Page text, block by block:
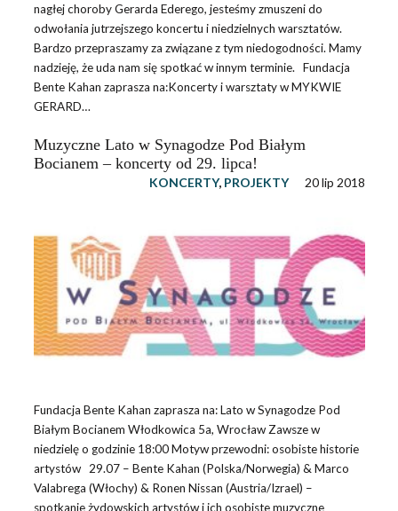
nagłej choroby Gerarda Ederego, jesteśmy zmuszeni do
odwołania jutrzejszego koncertu i niedzielnych warsztatów.
Bardzo przepraszamy za związane z tym niedogodności. Mamy
nadzieję, że uda nam się spotkać w innym terminie. Fundacja
Bente Kahan zaprasza na:Koncerty i warsztaty w MYKWIE
GERARD…
Muzyczne Lato w Synagodze Pod Białym
Bocianem – koncerty od 29. lipca!
KONCERTY, PROJEKTY 20 lip 2018
Fundacja Bente Kahan zaprasza na: Lato w Synagodze Pod
Białym Bocianem Włodkowica 5a, Wrocław Zawsze w
niedzielę o godzinie 18:00 Motyw przewodni: osobiste historie
artystów 29.07 – Bente Kahan (Polska/Norwegia) & Marco
Valabrega (Włochy) & Ronen Nissan (Austria/Izrael) –
spotkanie żydowskich artystów i ich osobiste muzyczne